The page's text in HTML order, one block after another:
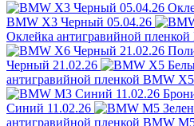
BMW X3 Черный 05.04.26
Оклейка антигравийной пленкой
Черный 21.02.26
антигравийной пленкой BMW
Синий 11.02.26
антигравийной пленкой BMW